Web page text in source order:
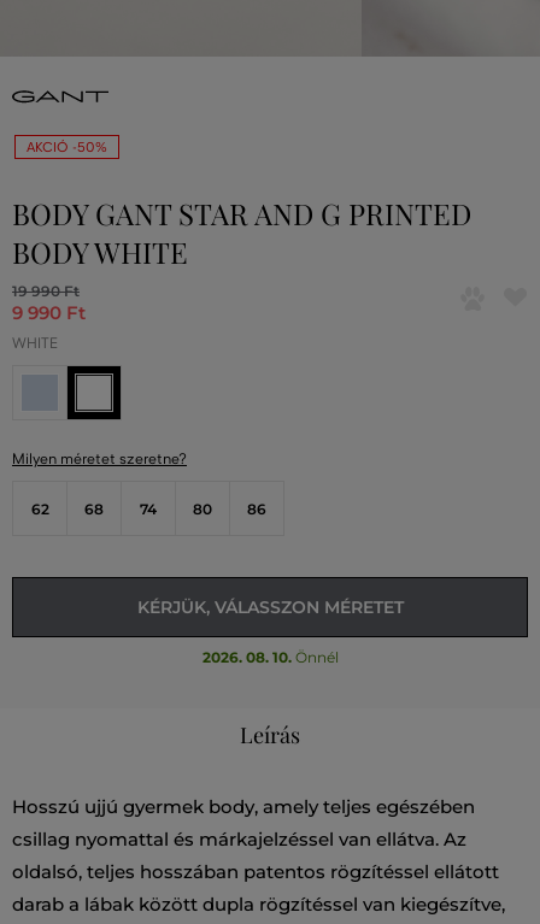
AKCIÓ -50%
BODY GANT STAR AND G PRINTED
BODY WHITE
19 990 Ft
9 990 Ft
WHITE
Milyen méretet szeretne?
62 68 74 80 86
KÉRJÜK, VÁLASSZON MÉRETET
2026. 08. 10.Önnél
Leírás
Hosszú ujjú gyermek body, amely teljes egészében
csillag nyomattal és márkajelzéssel van ellátva. Az
oldalsó, teljes hosszában patentos rögzítéssel ellátott
darab a lábak között dupla rögzítéssel van kiegészítve,